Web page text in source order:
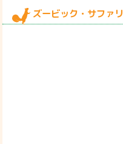
ズービック・サファリ